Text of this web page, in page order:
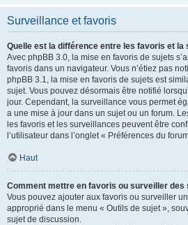
Surveillance et favoris
Quelle est la différence entre les favoris et la
Avec phpBB 3.0, la mise en favoris de sujets
favoris dans un navigateur. Vous n’étiez pas
phpBB 3.1, la mise en favoris de sujets est
sujet. Vous pouvez désormais être notifié
jour. Cependant, la surveillance vous permet
a une mise à jour dans un sujet ou un forum.
les favoris et les surveillances peuvent être
l’utilisateur dans l’onglet « Préférences du
Haut
Comment mettre en favoris ou surveiller des
Vous pouvez ajouter aux favoris ou surveiller
approprié dans le menu « Outils de sujet »,
sujet de discussion.